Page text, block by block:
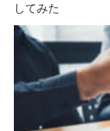
してみた